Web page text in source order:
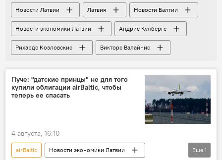
Новости Латвии Латвия Новости Балтии
Новости экономики Латвии Андрис Кулбергс
Рихардс Козловскис Викторс Валайнис
Пуче: "датские принцы" не для того
купили облигации airBaltic, чтобы
теперь ее спасать
4 августа, 16:10
airBaltic
Новости экономики Латвии
Еще 1